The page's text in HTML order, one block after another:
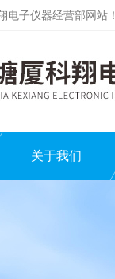
电子仪器经营部网站！
关于我们